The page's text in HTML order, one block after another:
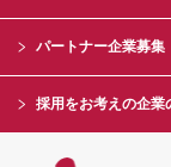
パートナー企業募集
採用をお考えの企業